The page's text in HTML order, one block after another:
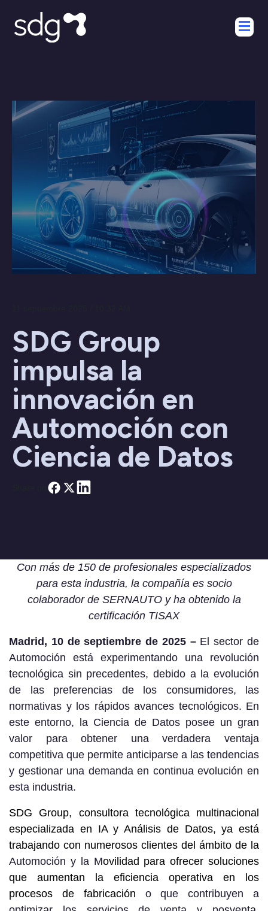
SDG Group
impulsa la
innovación en
Automoción con
Ciencia de Datos
Con más de 150 de profesionales especializados
para esta industria, la compañía es socio
colaborador de SERNAUTO y ha obtenido la
certificación TISAX
Madrid, 10 de septiembre de 2025 –El sector de
Automoción está experimentando una revolución
tecnológica sin precedentes, debido a la evolución
de las preferencias de los consumidores, las
normativas y los rápidos avances tecnológicos. En
este entorno, la Ciencia de Datos posee un gran
valor para obtener una verdadera ventaja
competitiva que permite anticiparse a las tendencias
y gestionar una demanda en continua evolución en
esta industria.
SDG Group, consultora tecnológica multinacional
especializada en IA y Análisis de Datos, ya está
trabajando con numerosos clientes del ámbito de la
Automoción y la Movilidad para ofrecer soluciones
que aumentan la eficiencia operativa en los
procesos de fabricación o que contribuyen a